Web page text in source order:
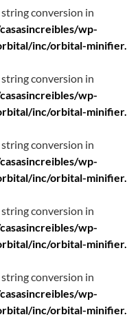
conversion in
wp-
inc/orbital-
conversion in
wp-
inc/orbital-
conversion in
wp-
inc/orbital-
conversion in
wp-
inc/orbital-
conversion in
wp-
inc/orbital-